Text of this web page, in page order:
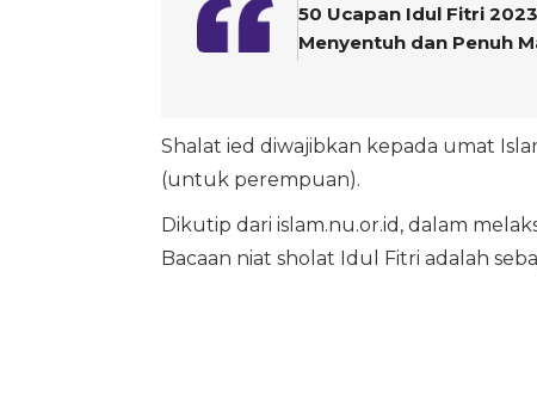
50 Ucapan Idul Fitri
Menyentuh dan Penuh
Shalat ied diwajibkan kepada umat
(untuk perempuan).
Dikutip dari islam.nu.or.id, dalam
Bacaan niat sholat Idul Fitri adalah